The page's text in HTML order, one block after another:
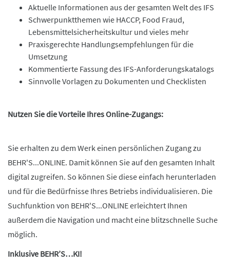
Aktuelle Informationen aus der gesamten Welt des IFS
Schwerpunktthemen wie HACCP, Food Fraud,
Lebensmittelsicherheitskultur und vieles mehr
Praxisgerechte Handlungsempfehlungen für die
Umsetzung
Kommentierte Fassung des IFS-Anforderungskatalogs
Sinnvolle Vorlagen zu Dokumenten und Checklisten
Nutzen Sie die Vorteile Ihres Online-Zugangs:
Sie erhalten zu dem Werk einen persönlichen Zugang zu
BEHR'S...ONLINE. Damit können Sie auf den gesamten Inhalt
digital zugreifen. So können Sie diese einfach herunterladen
und für die Bedürfnisse Ihres Betriebs individualisieren. Die
Suchfunktion von BEHR'S...ONLINE erleichtert Ihnen
außerdem die Navigation und macht eine blitzschnelle Suche
möglich.
Inklusive BEHR’S…KI!